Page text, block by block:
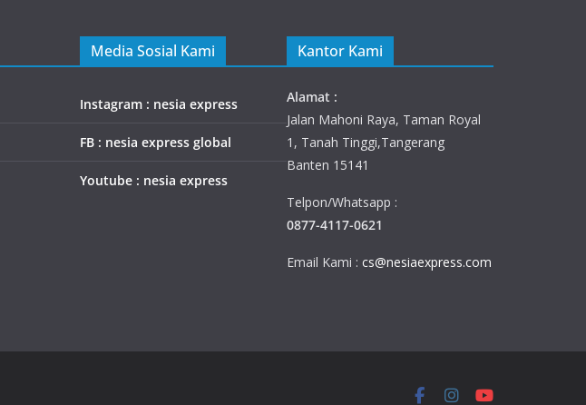
Media Sosial Kami
Instagram : nesia express
FB : nesia express global
Youtube : nesia express
Kantor Kami
Alamat :
Jalan Mahoni Raya, Taman Royal
1, Tanah Tinggi,Tangerang
Banten 15141
Telpon/Whatsapp :
0877-4117-0621
Email Kami : cs@nesiaexpress.com